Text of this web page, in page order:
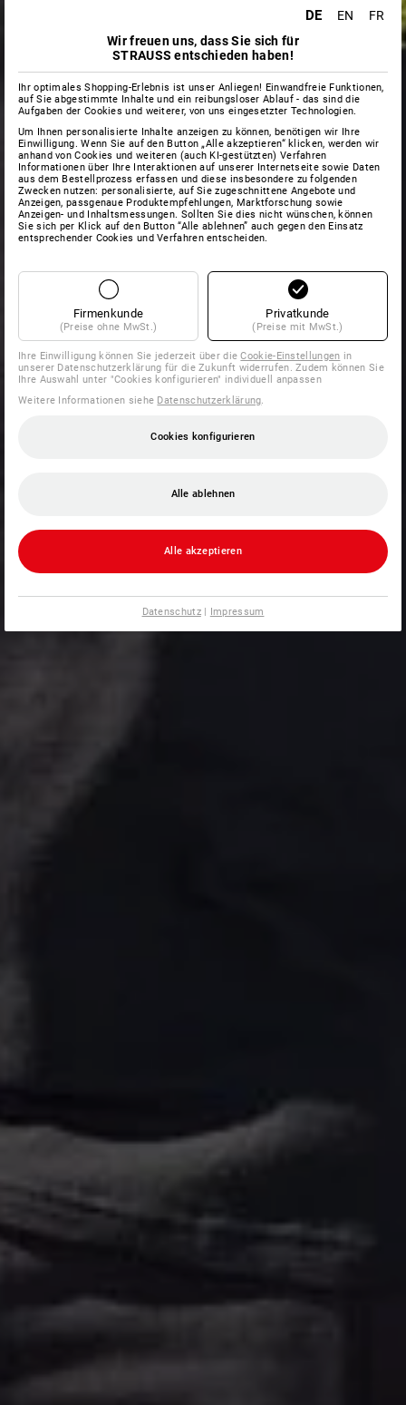
DE EN
FR
Wir freuen uns, dass Sie sich für
STRAUSS entschieden haben!
Ihr optimales Shopping-Erlebnis ist unser Anliegen! Einwandfreie Funktionen,
auf Sie abgestimmte Inhalte und ein reibungsloser Ablauf - das sind die
Aufgaben der Cookies und weiterer, von uns eingesetzter Technologien.
Um Ihnen personalisierte Inhalte anzeigen zu können, benötigen wir Ihre
Einwilligung. Wenn Sie auf den Button „Alle akzeptieren“ klicken, werden wir
anhand von Cookies und weiteren (auch KI-gestützten) Verfahren
Informationen über Ihre Interaktionen auf unserer Internetseite sowie Daten
aus dem Bestellprozess erfassen und diese insbesondere zu folgenden
Zwecken nutzen: personalisierte, auf Sie zugeschnittene Angebote und
Anzeigen, passgenaue Produktempfehlungen, Marktforschung sowie
Anzeigen- und Inhaltsmessungen. Sollten Sie dies nicht wünschen, können
Sie sich per Klick auf den Button “Alle ablehnen” auch gegen den Einsatz
entsprechender Cookies und Verfahren entscheiden.
Firmenkunde
(Preise ohne MwSt.)
Privatkunde
(Preise mit MwSt.)
Ihre Einwilligung können Sie jederzeit über dieCookie-Einstellungen in
unserer Datenschutzerklärung für die Zukunft widerrufen. Zudem können Sie
Ihre Auswahl unter "Cookies konfigurieren" individuell anpassen
Weitere Informationen siehe Datenschutzerklärung
Cookies konfigurieren
Alle ablehnen
Alle akzeptieren
Datenschutz| Impressum